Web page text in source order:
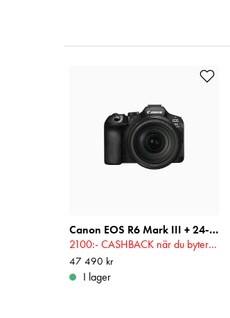
Canon EOS R6 Mark III + 24-105mm f/4 L USM
2100:- CASHBACK när du byter in din gamla systemkamera! Gäller t.o.m 2026-08-31
Pris :47 490 kr
47 490 kr
I lager